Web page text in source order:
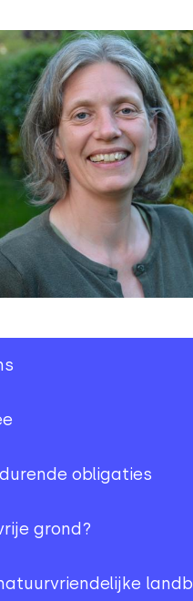
donatie
donatie met
obligaties
grond?